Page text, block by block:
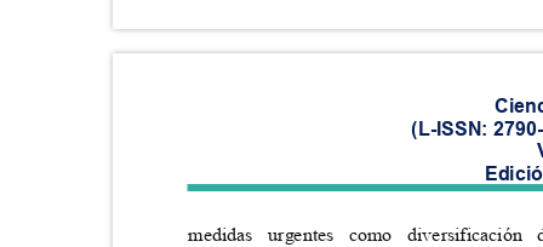
(L-ISSN:
medidas urgentes como